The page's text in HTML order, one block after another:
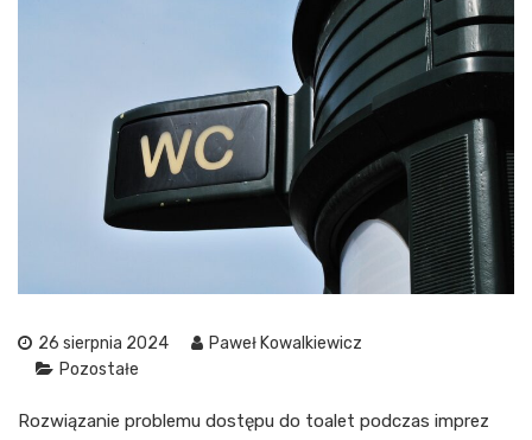
26 sierpnia 2024
Paweł Kowalkiewicz
Pozostałe
Rozwiązanie problemu dostępu do toalet podczas imprez